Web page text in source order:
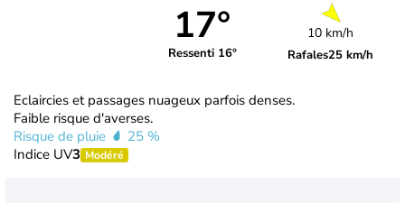
17°
Ressenti 16°
10 km/h
Rafales25 km/h
Eclaircies et passages nuageux parfois denses.
Faible risque d'averses.
Risque de pluie
25 %
Indice UV3 Modéré